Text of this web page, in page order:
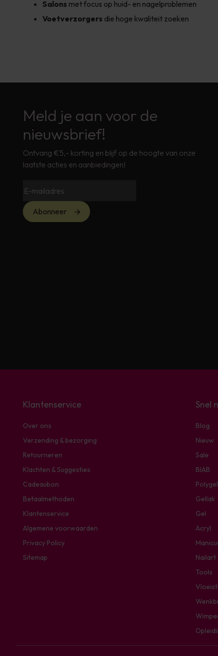
Salons met focus op huid- en nagelproblemen
Voetverzorgers die hoge kwaliteit zoeken
Meld je aan voor de
nieuwsbrief!
Ontvang €5,- korting en blijf op de hoogte van onze
laatste acties en aanbiedingen!
Abonneer
Klantenservice
Over ons
Verzending & bezorging
Retourneren
Klachten & Suggesties
Cadeaubon
Betaalmethoden
Klantenservice
Algemene voorwaarden
Privacy Policy
Sitemap
Snel
Blog
Nieuw
Sale
BIAB
Polygel
Gellak
Gel
Acryl
Nailart
Tools